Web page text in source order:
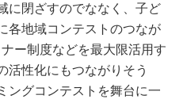
に閉ざすのでななく、子ど
各地域コンテストのつなが
ー制度などを最大限活用す
活性化にもつながりそう
ングコンテストを舞台に一